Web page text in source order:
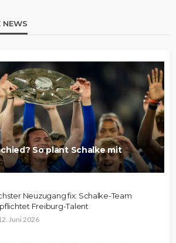
NEWS
So plant Schalke mit
Neuzugang fix: Schalke-Team
Freiburg-Talent
Juni 2026